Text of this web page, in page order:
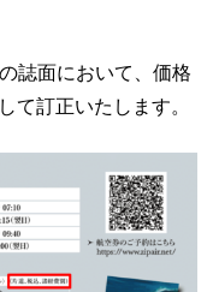
誌面において、価格
て訂正いたします。